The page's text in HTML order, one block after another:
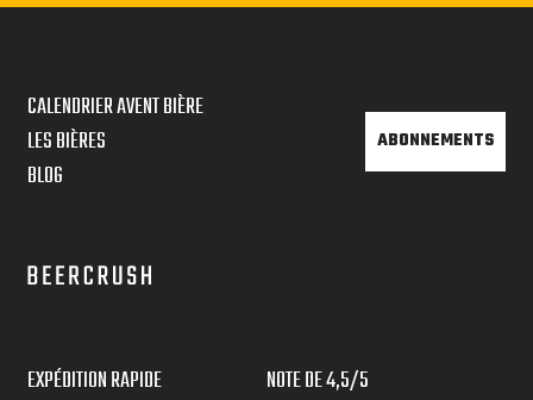
CALENDRIER AVENT BIÈRE
LES BIÈRES
BLOG
ABONNEMENTS
EXPÉDITION RAPIDE NOTE DE 4,5/5